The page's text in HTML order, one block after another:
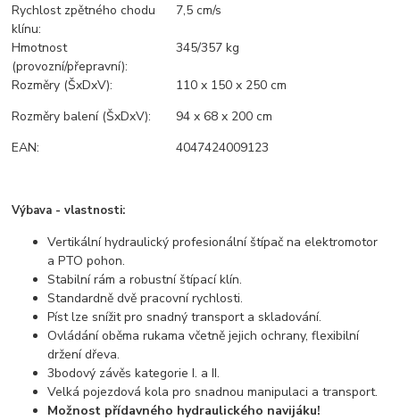
Rychlost zpětného chodu
klínu:
7,5 cm/s
Hmotnost
(provozní/přepravní):
345/357 kg
Rozměry (ŠxDxV):
110 x 150 x 250 cm
Rozměry balení (ŠxDxV):
94 x 68 x 200 cm
EAN:
4047424009123
Výbava - vlastnosti:
Vertikální hydraulický profesionální štípač na elektromotor
a PTO pohon.
Stabilní rám a robustní štípací klín.
Standardně dvě pracovní rychlosti.
Píst lze snížit pro snadný transport a skladování.
Ovládání oběma rukama včetně jejich ochrany, flexibilní
držení dřeva.
3bodový závěs kategorie I. a II.
Velká pojezdová kola pro snadnou manipulaci a transport.
Možnost přídavného hydraulického navijáku!